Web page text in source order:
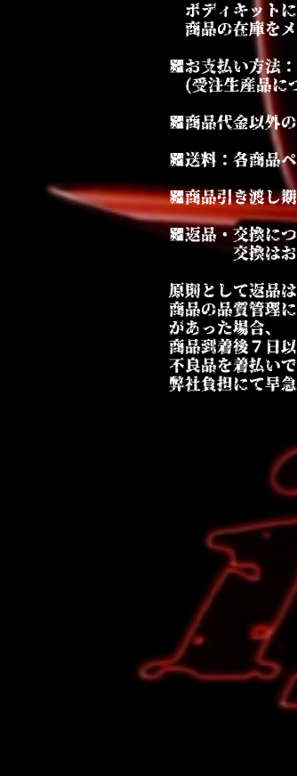
ボディキットに
商品の在庫をメ
■お支払い方法
(受注生産品に
■商品代金以外の
■送料：各商品
■商品引き渡し期
■返品・交換につ
交換はお受
原則として返品
商品の品質管理
があった場合、
商品到着後７日
不良品を着払い
弊社負担にて早